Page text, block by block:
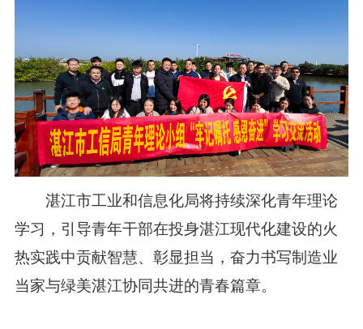
湛江市工业和信息化局将持续深化青年理论
学习，引导青年干部在投身湛江现代化建设的火
热实践中贡献智慧、彰显担当，奋力书写制造业
当家与绿美湛江协同共进的青春篇章。